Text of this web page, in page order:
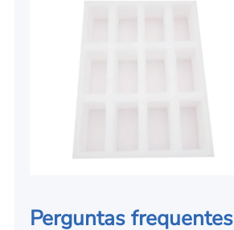
Perguntas frequentes